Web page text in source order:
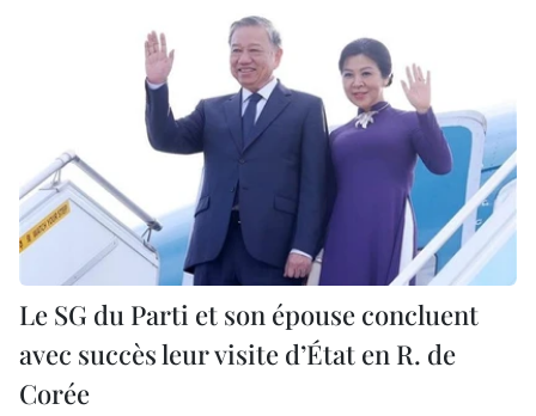
Le SG du Parti et son épouse concluent
avec succès leur visite d’État en R. de
Corée